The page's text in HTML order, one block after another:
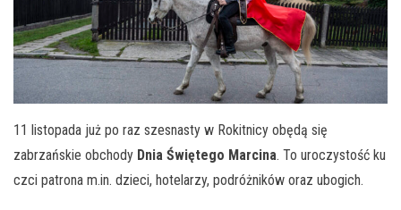
11 listopada już po raz szesnasty w Rokitnicy obędą się
zabrzańskie obchody Dnia Świętego Marcina. To uroczystość ku
czci patrona m.in. dzieci, hotelarzy, podróżników oraz ubogich.